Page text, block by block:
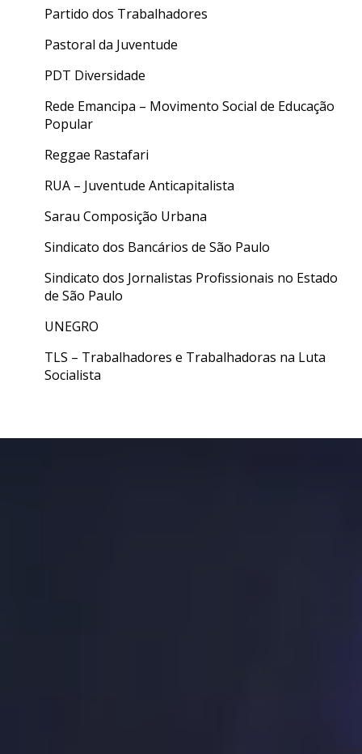
Partido dos Trabalhadores
Pastoral da Juventude
PDT Diversidade
Rede Emancipa – Movimento Social de Educação
Popular
Reggae Rastafari
RUA – Juventude Anticapitalista
Sarau Composição Urbana
Sindicato dos Bancários de São Paulo
Sindicato dos Jornalistas Profissionais no Estado
de São Paulo
UNEGRO
TLS – Trabalhadores e Trabalhadoras na Luta
Socialista